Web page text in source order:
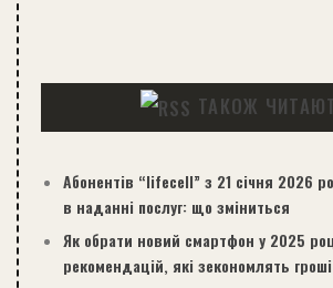
ТАКОЖ
Абонентів “lifecell” з 21 січня 2026
в наданні послуг: що зміниться
Як обрати новий смартфон у 2025
рекомендацій, які зекономлять